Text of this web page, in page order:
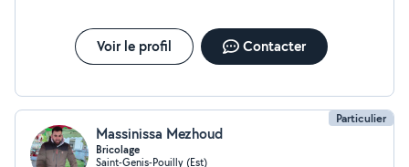
Voir le profil Contacter
Particulier
Massinissa Mezhoud
Bricolage
Saint-Genis-Pouilly (Est)